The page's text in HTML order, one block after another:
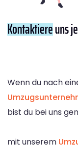
Kontaktiereuns
Wenn du nach
bist du bei uns
mit unserem